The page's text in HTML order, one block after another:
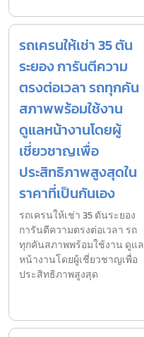
รถเครนให้เช่า 35 ตัน
ระยอง การันตีความ
ตรงต่อเวลา รถทุกคัน
สภาพพร้อมใช้งาน
ดูแลหน้างานโดยผู้
เชี่ยวชาญเพื่อ
ประสิทธิภาพสูงสุดใน
ราคาที่เป็นกันเอง
รถเครนให้เช่า 35 ตันระยอง
การันตีความตรงต่อเวลา รถ
ทุกคันสภาพพร้อมใช้งาน ดูแล
หน้างานโดยผู้เชี่ยวชาญเพื่อ
ประสิทธิภาพสูงสุด